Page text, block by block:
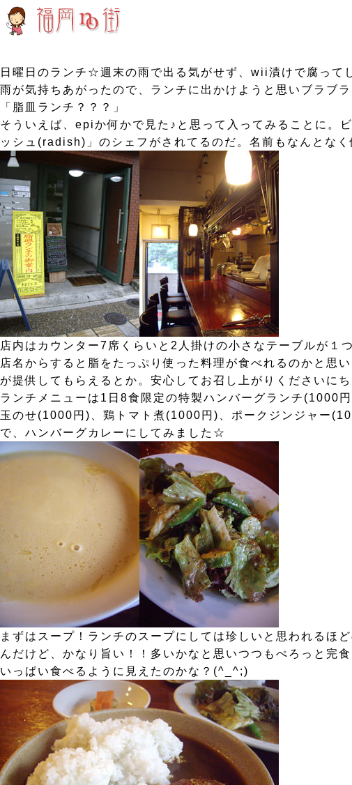
日曜日のランチ☆週末の雨で出る気がせず、wii漬けで腐って
雨が気持ちあがったので、ランチに出かけようと思いブラブ
「脂皿ランチ？？？」
そういえば、epiか何かで見た♪と思って入ってみることに。
ッシュ(radish)」のシェフがされてるのだ。名前もなんとな
店内はカウンター7席くらいと2人掛けの小さなテーブルが１
店名からすると脂をたっぷり使った料理が食べれるのかと思
が提供してもらえるとか。安心してお召し上がりくださいに
ランチメニューは1日8食限定の特製ハンバーグランチ(1000
玉のせ(1000円)、鶏トマト煮(1000円)、ポークジンジャー
で、ハンバーグカレーにしてみました☆
まずはスープ！ランチのスープにしては珍しいと思われるほ
んだけど、かなり旨い！！多いかなと思いつつもぺろっと完
いっぱい食べるように見えたのかな？(^_^;)